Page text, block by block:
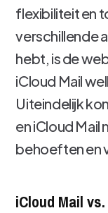
flexibiliteit en
verschillende
hebt, is de
iCloud Mail
Uiteindelijk
en iCloud Mail
behoeften en
iCloud Mail